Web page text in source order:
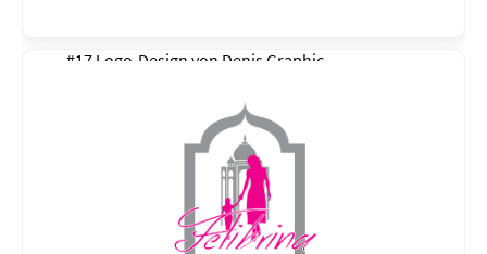
#17 Logo-Design von Denis Graphic